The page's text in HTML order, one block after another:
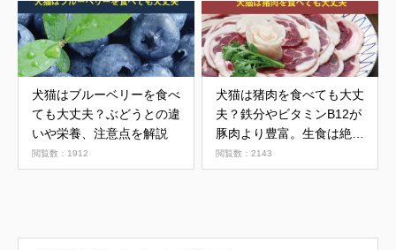
犬猫はブルーベリーを食べ
ても大丈夫？ぶどうとの違
いや栄養、注意点を解説
閲覧数：1912
犬猫は猪肉を食べても大丈
夫？鉄分やビタミンB12が
豚肉より豊富。生食は絶対
にNG
閲覧数：2143